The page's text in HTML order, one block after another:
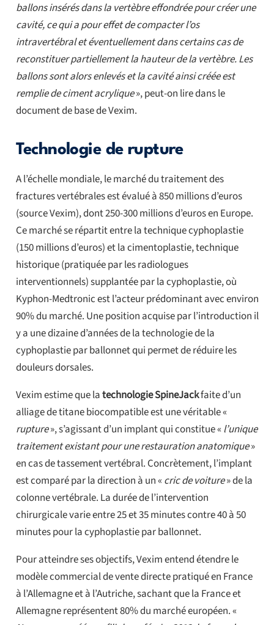
ballons insérés dans la vertèbre effondrée pour créer une
cavité, ce qui a pour effet de compacter l’os
intravertébral et éventuellement dans certains cas de
reconstituer partiellement la hauteur de la vertèbre. Les
ballons sont alors enlevés et la cavité ainsi créée est
remplie de ciment acrylique», peut-on lire dans le
document de base de Vexim.
Technologie de rupture
A l’échelle mondiale, le marché du traitement des
fractures vertébrales est évalué à 850 millions d’euros
(source Vexim), dont 250-300 millions d’euros en Europe.
Ce marché se répartit entre la technique cyphoplastie
(150 millions d’euros) et la cimentoplastie, technique
historique (pratiquée par les radiologues
interventionnels) supplantée par la cyphoplastie, où
Kyphon-Medtronic est l’acteur prédominant avec environ
90% du marché. Une position acquise par l’introduction il
y a une dizaine d’années de la technologie de la
cyphoplastie par ballonnet qui permet de réduire les
douleurs dorsales.
Vexim estime que latechnologie SpineJackfaite d’un
alliage de titane biocompatible est une véritable «
rupture», s’agissant d’un implant qui constitue «l’unique
traitement existant pour une restauration anatomique»
en cas de tassement vertébral. Concrètement, l’implant
est comparé par la direction à un «cric de voiture» de la
colonne vertébrale. La durée de l’intervention
chirurgicale varie entre 25 et 35 minutes contre 40 à 50
minutes pour la cyphoplastie par ballonnet.
Pour atteindre ses objectifs, Vexim entend étendre le
modèle commercial de vente directe pratiqué en France
à l’Allemagne et à l’Autriche, sachant que la France et
Allemagne représentent 80% du marché européen. «